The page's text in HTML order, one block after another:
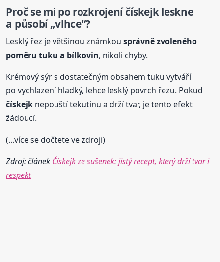
Proč se mi po rozkrojeníčískejkleskne
a působí „vlhce“?
Lesklý řez je většinou známkousprávně zvoleného
poměru tuku a bílkovin, nikoli chyby.
Krémový sýr s dostatečným obsahem tuku vytváří
po vychlazení hladký, lehce lesklý povrch řezu. Pokud
čískejk nepouští tekutinu a drží tvar, je tento efekt
žádoucí.
(...více se dočtete ve zdroji)
Zdroj: článek Čískejk ze sušenek: jistý recept, který drží tvar i
respekt